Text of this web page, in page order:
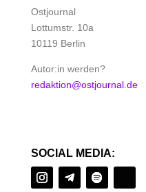
Ostjournal
Lottumstr. 10a
10119 Berlin
Autor:in werden?
redaktion@ostjournal.de
SOCIAL MEDIA: